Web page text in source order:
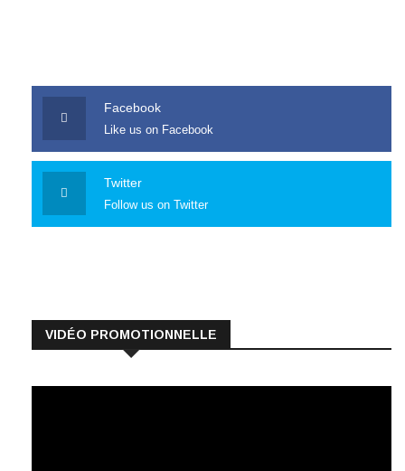
Facebook
Like us on Facebook
Twitter
Follow us on Twitter
VIDÉO PROMOTIONNELLE